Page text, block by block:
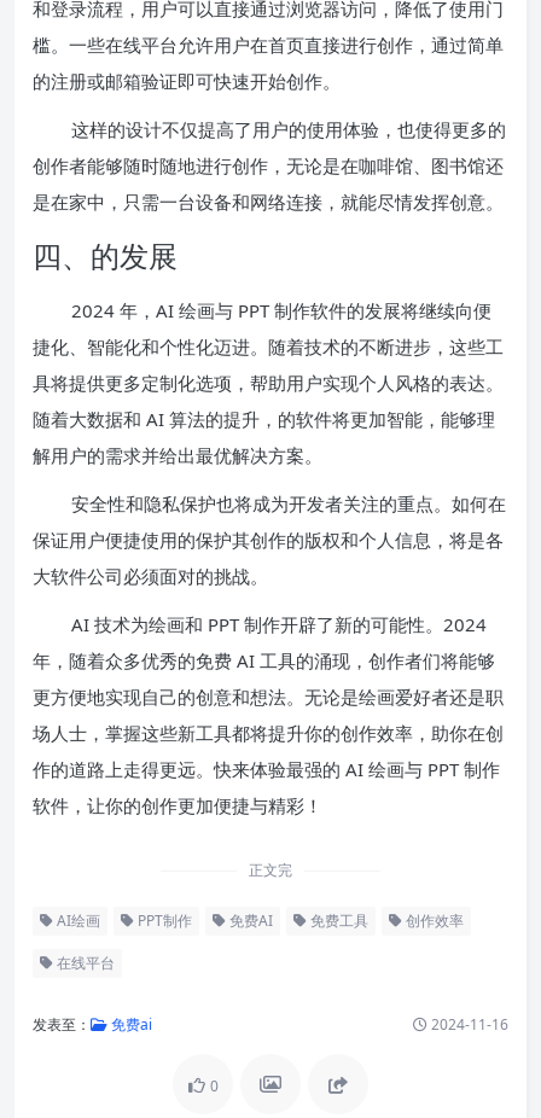
和登录流程，用户可以直接通过浏览器访问，降低了使用门
槛。一些在线平台允许用户在首页直接进行创作，通过简单
的注册或邮箱验证即可快速开始创作。
这样的设计不仅提高了用户的使用体验，也使得更多的
创作者能够随时随地进行创作，无论是在咖啡馆、图书馆还
是在家中，只需一台设备和网络连接，就能尽情发挥创意。
四、的发展
2024 年，AI 绘画与 PPT 制作软件的发展将继续向便
捷化、智能化和个性化迈进。随着技术的不断进步，这些工
具将提供更多定制化选项，帮助用户实现个人风格的表达。
随着大数据和 AI 算法的提升，的软件将更加智能，能够理
解用户的需求并给出最优解决方案。
安全性和隐私保护也将成为开发者关注的重点。如何在
保证用户便捷使用的保护其创作的版权和个人信息，将是各
大软件公司必须面对的挑战。
AI 技术为绘画和 PPT 制作开辟了新的可能性。2024
年，随着众多优秀的免费 AI 工具的涌现，创作者们将能够
更方便地实现自己的创意和想法。无论是绘画爱好者还是职
场人士，掌握这些新工具都将提升你的创作效率，助你在创
作的道路上走得更远。快来体验最强的 AI 绘画与 PPT 制作
软件，让你的创作更加便捷与精彩！
正文完
AI绘画 PPT制作 免费AI 免费工具 创作效率
在线平台
发表至： 免费ai 2024-11-16
0